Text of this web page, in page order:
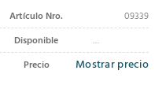
Artículo Nro.
09339
Disponible
Precio
Mostrar precio